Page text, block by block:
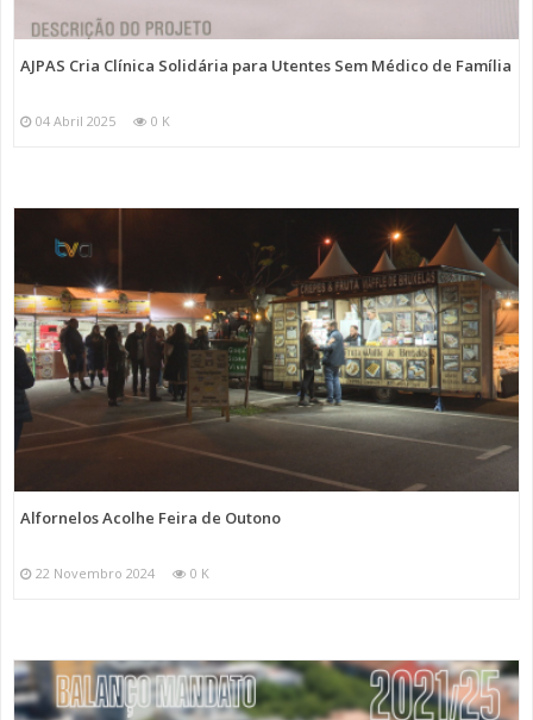
AJPAS Cria Clínica Solidária para Utentes Sem Médico de Família
04 Abril 2025 0 K
Alfornelos Acolhe Feira de Outono
22 Novembro 2024 0 K